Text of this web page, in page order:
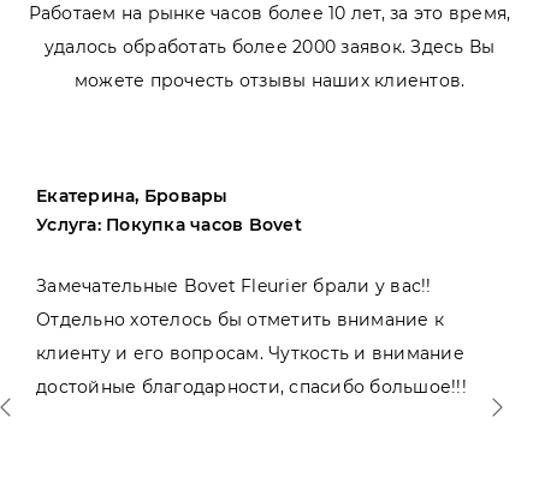
Работаем на рынке часов более 10 лет, за это время,
удалось обработать более 2000 заявок. Здесь Вы
можете прочесть отзывы наших клиентов.
Екатерина, Бровары
Услуга: Покупка часов Bovet
Замечательные Bovet Fleurier брали у вас!!
Отдельно хотелось бы отметить внимание к
клиенту и его вопросам. Чуткость и внимание
достойные благодарности, спасибо большое!!!